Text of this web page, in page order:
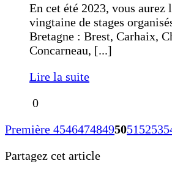
En cet été 2023, vous aurez
vingtaine de stages
Bretagne : Brest, Carhaix,
Concarneau, [...]
Lire la suite
0
Première 454647484950515253
Partagez cet article